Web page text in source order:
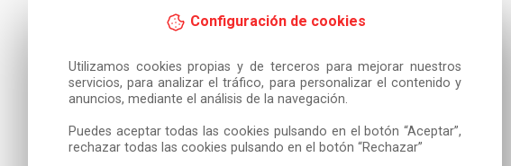
Configuración de cookies
Utilizamos cookies propias y de terceros para mejorar nuestros
servicios, para analizar el tráfico, para personalizar el contenido y
anuncios, mediante el análisis de la navegación.
Puedes aceptar todas las cookies pulsando en el botón “Aceptar”,
rechazar todas las cookies pulsando en el botón “Rechazar”